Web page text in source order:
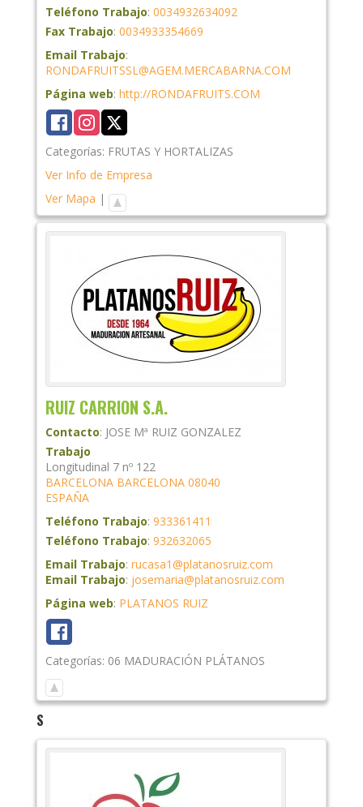
Teléfono Trabajo: 0034932634092
Fax Trabajo: 0034933354669
Email Trabajo:
RONDAFRUITSSL@AGEM.MERCABARNA.COM
Página web: http://RONDAFRUITS.COM
Categorías: FRUTAS Y HORTALIZAS
Ver Info de Empresa
Ver Mapa |
RUIZ CARRION S.A.
Contacto: JOSE Mª RUIZ GONZALEZ
Trabajo
Longitudinal 7 nº 122
BARCELONA BARCELONA 08040
ESPAÑA
Teléfono Trabajo: 933361411
Teléfono Trabajo: 932632065
Email Trabajo: rucasa1@platanosruiz.com
Email Trabajo: josemaria@platanosruiz.com
Página web: PLATANOS RUIZ
Categorías: 06 MADURACIÓN PLÁTANOS
S